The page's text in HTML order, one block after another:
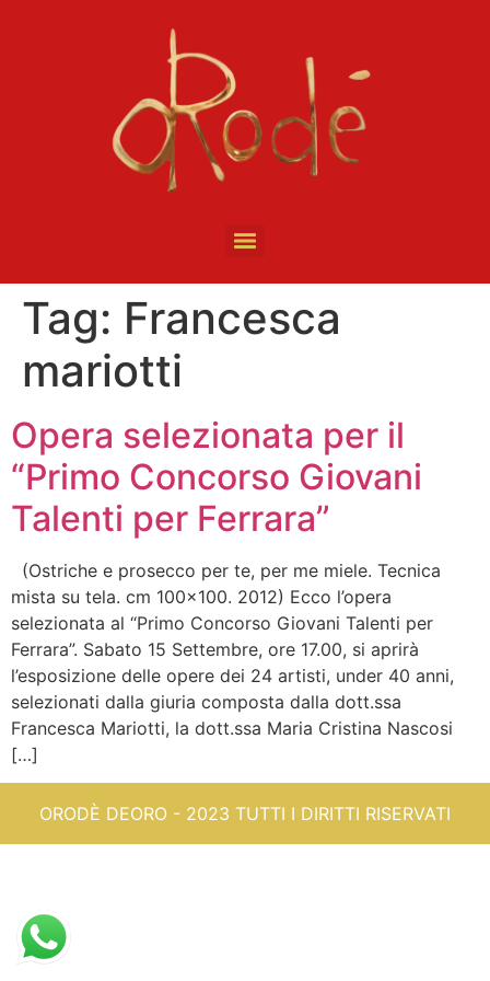
Tag: Francesca
mariotti
Opera selezionata per il
“Primo Concorso Giovani
Talenti per Ferrara”
(Ostriche e prosecco per te, per me miele. Tecnica
mista su tela. cm 100×100. 2012) Ecco l’opera
selezionata al “Primo Concorso Giovani Talenti per
Ferrara”. Sabato 15 Settembre, ore 17.00, si aprirà
l’esposizione delle opere dei 24 artisti, under 40 anni,
selezionati dalla giuria composta dalla dott.ssa
Francesca Mariotti, la dott.ssa Maria Cristina Nascosi
[…]
ORODÈ DEORO - 2023 TUTTI I DIRITTI RISERVATI